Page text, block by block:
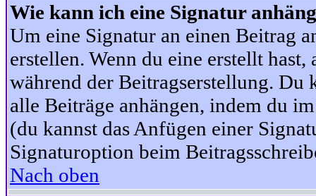
Wie kann ich eine Signatur
Um eine Signatur an einen Beitrag
erstellen. Wenn du eine erstellt
während der Beitragserstellung. Du
alle Beiträge anhängen, indem du
(du kannst das Anfügen einer
Signaturoption beim
Nach oben